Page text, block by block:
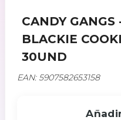
CANDY
BLACKIE
30UND
EAN: 5907582653158